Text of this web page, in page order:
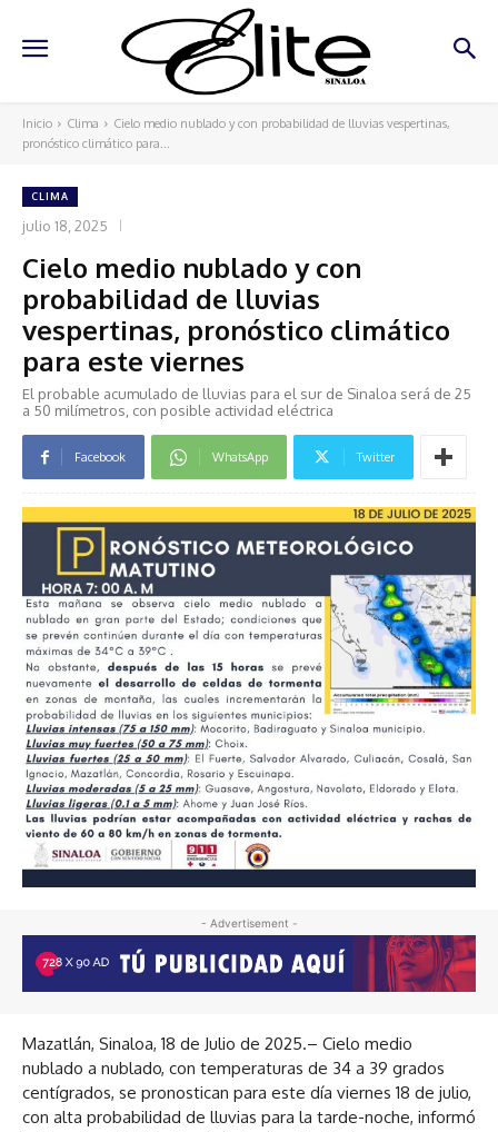
Inicio Clima
Cielo medio nublado y con probabilidad de lluvias vespertinas,
pronóstico climático para...
CLIMA
julio 18, 2025
Cielo medio nublado y con
probabilidad de lluvias
vespertinas, pronóstico climático
para este viernes
El probable acumulado de lluvias para el sur de Sinaloa será de 25
a 50 milímetros, con posible actividad eléctrica
Facebook WhatsApp Twitter
- Advertisement -
Mazatlán, Sinaloa, 18 de Julio de 2025.– Cielo medio
nublado a nublado, con temperaturas de 34 a 39 grados
centígrados, se pronostican para este día viernes 18 de julio,
con alta probabilidad de lluvias para la tarde-noche, informó